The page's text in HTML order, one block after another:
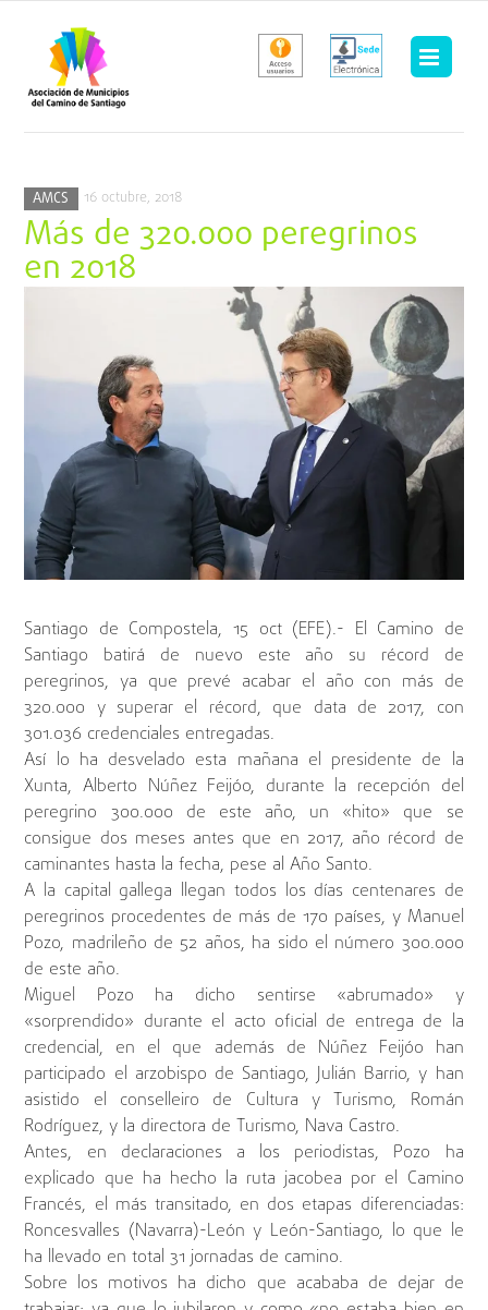
contenido
AMCS 16 octubre, 2018
Más de 320.000 peregrinos
en 2018
Santiago de Compostela, 15 oct (EFE).- El Camino de
Santiago batirá de nuevo este año su récord de
peregrinos, ya que prevé acabar el año con más de
320.000 y superar el récord, que data de 2017, con
301.036 credenciales entregadas.
Así lo ha desvelado esta mañana el presidente de la
Xunta, Alberto Núñez Feijóo, durante la recepción del
peregrino 300.000 de este año, un «hito» que se
consigue dos meses antes que en 2017, año récord de
caminantes hasta la fecha, pese al Año Santo.
A la capital gallega llegan todos los días centenares de
peregrinos procedentes de más de 170 países, y Manuel
Pozo, madrileño de 52 años, ha sido el número 300.000
de este año.
Miguel Pozo ha dicho sentirse «abrumado» y
«sorprendido» durante el acto oficial de entrega de la
credencial, en el que además de Núñez Feijóo han
participado el arzobispo de Santiago, Julián Barrio, y han
asistido el conselleiro de Cultura y Turismo, Román
Rodríguez, y la directora de Turismo, Nava Castro.
Antes, en declaraciones a los periodistas, Pozo ha
explicado que ha hecho la ruta jacobea por el Camino
Francés, el más transitado, en dos etapas diferenciadas:
Roncesvalles (Navarra)-León y León-Santiago, lo que le
ha llevado en total 31 jornadas de camino.
Sobre los motivos ha dicho que acababa de dejar de